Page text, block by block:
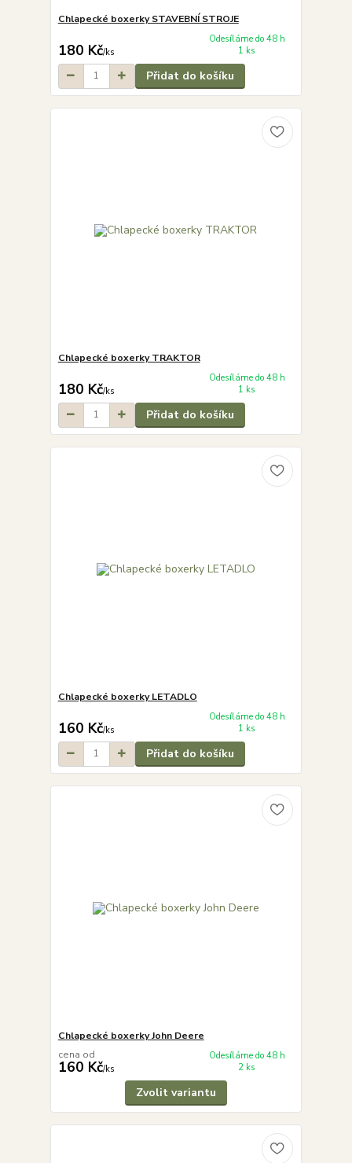
Chlapecké boxerky STAVEBNÍ STROJE
180 Kč/ks
Odesíláme do 48 h
1 ks
Přidat do košíku
Chlapecké boxerky TRAKTOR
180 Kč/ks
Odesíláme do 48 h
1 ks
Přidat do košíku
Chlapecké boxerky LETADLO
160 Kč/ks
Odesíláme do 48 h
1 ks
Přidat do košíku
Chlapecké boxerky John Deere
cena od
160 Kč/ks
Odesíláme do 48 h
2 ks
Zvolit variantu